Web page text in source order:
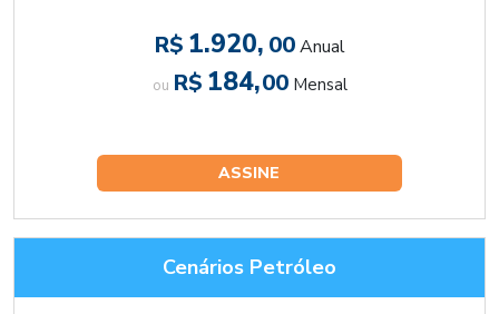
R$ 1.920, 00 Anual
ou R$ 184,00 Mensal
ASSINE
Cenários Petróleo